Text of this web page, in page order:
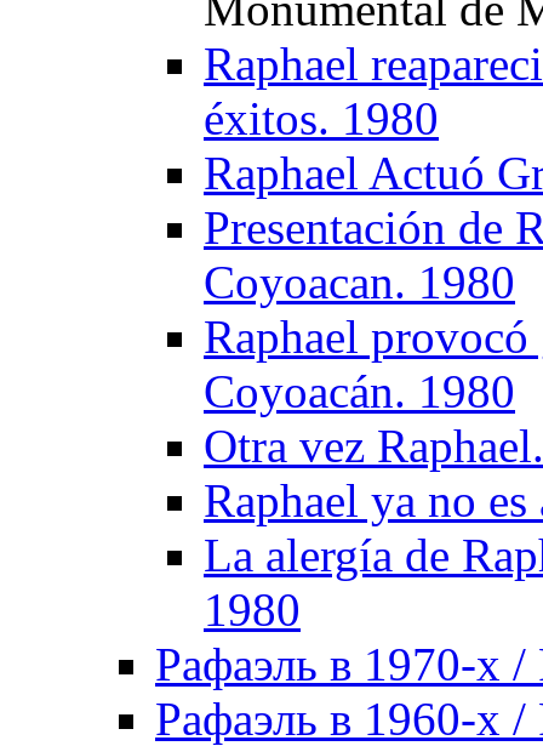
Raphael
éxitos. 1980
Raphael Actuó
Presentación de
Coyoacan. 1980
Raphael
Coyoacán. 1980
Otra vez
Raphael ya no
La alergía de
1980
Рафаэль в 1970-х /
Рафаэль в 1960-х /